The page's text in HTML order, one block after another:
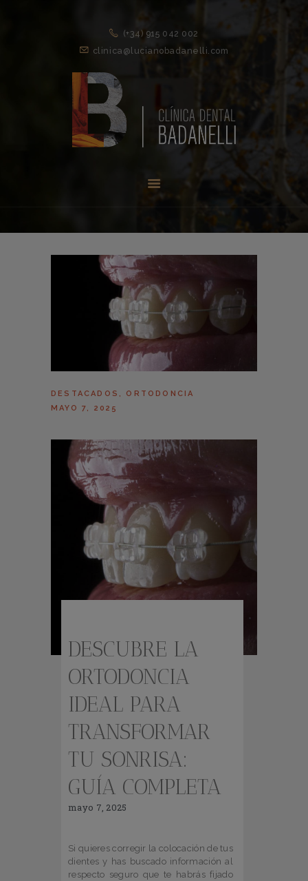
(+34) 915 042 002
clinica@lucianobadanelli.com
EQUIPO
NOVEDADES
CONTACTO
DESTACADOS
ORTODONCIA
MAYO 7, 2025
DESCUBRE LA
ORTODONCIA
IDEAL PARA
TRANSFORMAR
TU SONRISA:
GUÍA COMPLETA
mayo 7, 2025
Si quieres corregir la colocación de tus
dientes y has buscado información al
respecto seguro que te habrás fijado